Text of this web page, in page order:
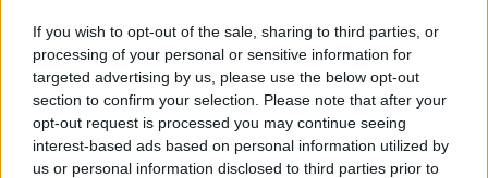
If you wish to opt-out of the sale, sharing to third parties, or
processing of your personal or sensitive information for
targeted advertising by us, please use the below opt-out
section to confirm your selection. Please note that after your
opt-out request is processed you may continue seeing
interest-based ads based on personal information utilized by
us or personal information disclosed to third parties prior to
Υπενθύμιση: